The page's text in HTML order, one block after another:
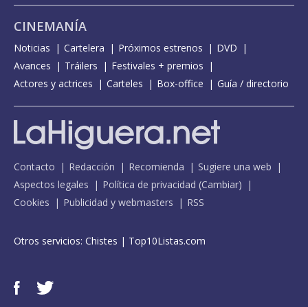
CINEMANÍA
Noticias Cartelera Próximos estrenos
DVD
Avances
Tráilers
Festivales + premios
Actores y actrices
Carteles Box-office Guía / directorio
Contacto Redacción Recomienda
Sugiere una web
Aspectos legales
Política de privacidad (Cambiar)
Cookies
Publicidad y webmasters RSS
Otros servicios: Chistes | Top10Listas.com